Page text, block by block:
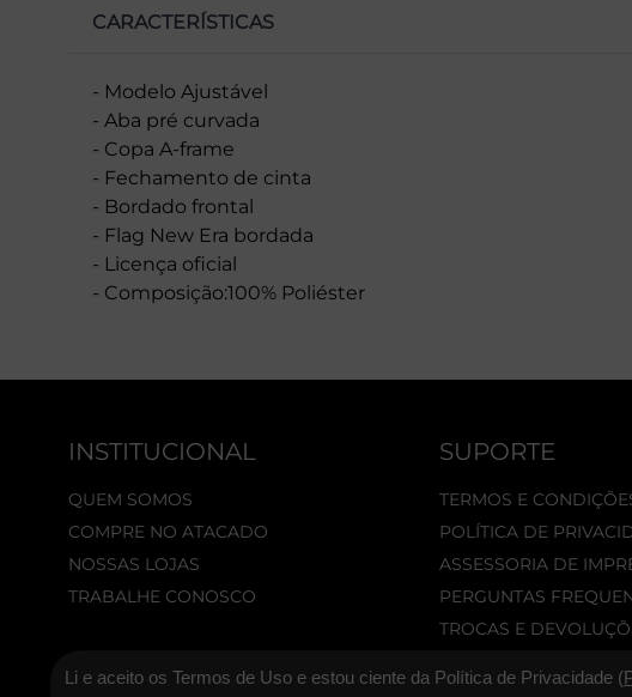
CARACTERÍSTICAS
- Modelo Ajustável
- Aba pré curvada
- Copa A-frame
- Fechamento de cinta
- Bordado frontal
- Flag New Era bordada
- Licença oficial
- Composição:100% Poliéster
INSTITUCIONAL
QUEM SOMOS
COMPRE NO ATACADO
NOSSAS LOJAS
TRABALHE CONOSCO
SUPORTE
TERMOS E
POLÍTICA DE
ASSESSORIA DE
PERGUNTAS
TROCAS E
Li e aceito os Termos de Uso e estou ciente da Política de Privacidade (